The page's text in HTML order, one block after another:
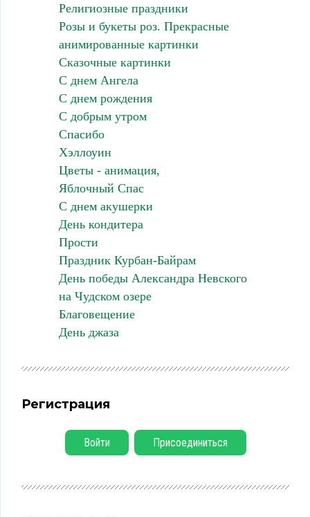
Религиозные праздники
Розы и букеты роз. Прекрасные
анимированные картинки
Сказочные картинки
С днем Ангела
С днем рождения
С добрым утром
Спасибо
Хэллоуин
Цветы - анимация,
Яблочный Спас
С днем акушерки
День кондитера
Прости
Праздник Курбан-Байрам
День победы Александра Невского
на Чудском озере
Благовещение
День джаза
Регистрация
Войти Присоединиться